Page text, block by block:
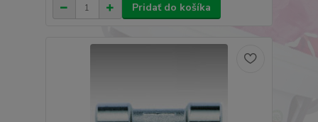
Pridať do košíka